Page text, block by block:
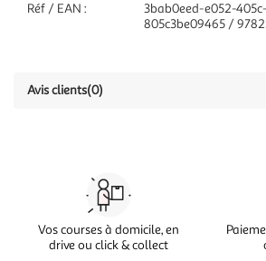
Réf / EAN :
3bab0eed-e052-
805c3be09465 /
Avis clients(0)
Vos courses à domicile, en
drive ou click & collect